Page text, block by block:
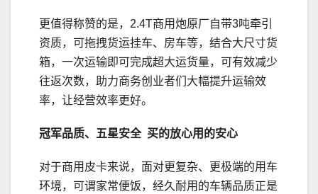
更值得称赞的是，2.4T商用炮原厂自带3吨牵引
资质，可拖拽货运挂车、房车等，结合大尺寸货
箱，一次运输即可完成超大运货量，可有效减少
往返次数，助力商务创业者们大幅提升运输效
率，让经营效率更好。
冠军品质、五星安全 买的放心用的安心
对于商用皮卡来说，面对更复杂、更极端的用车
环境，可谓家常便饭，经久耐用的车辆品质正是